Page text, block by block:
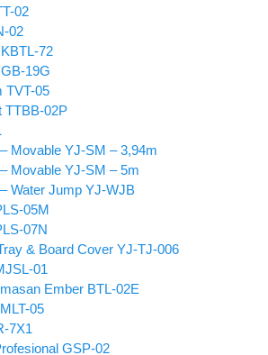
02
02
72
19G
TVT-05
TTBB-02P
Movable YJ-SM – 3,94m
Movable YJ-SM – 5m
Water Jump YJ-WJB
05M
07N
& Board Cover YJ-TJ-006
01
Ember BTL-02E
05
7X1
GSP-02